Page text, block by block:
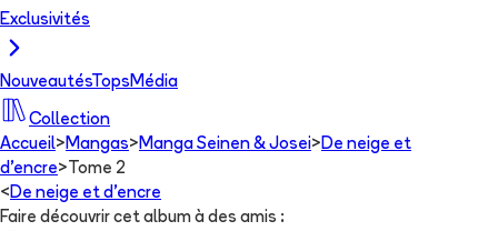
Exclusivités
NouveautésTops Média
Collection
Accueil> Mangas> Manga Seinen & Josei> De neige et
d'encre> Tome 2
< De neige et d'encre
Faire découvrir cet album à des amis :